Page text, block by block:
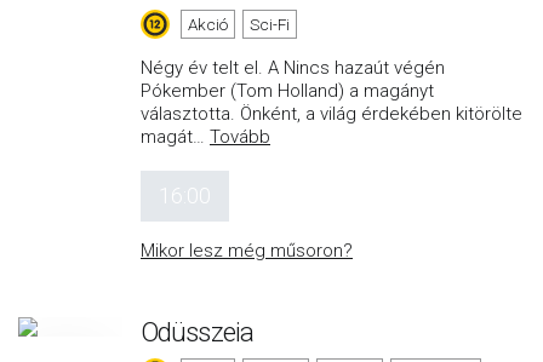
Akció Sci-Fi
Négy év telt el. A Nincs hazaút végén
Pókember (Tom Holland) a magányt
választotta. Önként, a világ érdekében kitörölte
magát… Tovább
16:00
Mikor lesz még műsoron?
Odüsszeia